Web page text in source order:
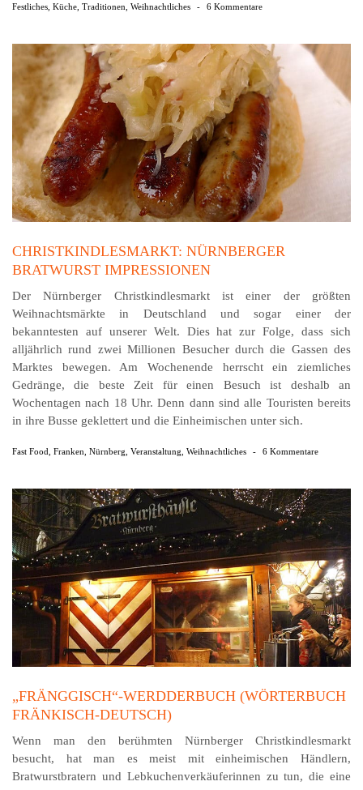
Festliches Küche Traditionen Weihnachtliches - 6 Kommentare
CHRISTKINDLESMARKT: NÜRNBERGER
BRATWURST IMPRESSIONEN
Der Nürnberger Christkindlesmarkt ist einer der größten
Weihnachtsmärkte in Deutschland und sogar einer der
bekanntesten auf unserer Welt. Dies hat zur Folge, dass sich
alljährlich rund zwei Millionen Besucher durch die Gassen des
Marktes bewegen. Am Wochenende herrscht ein ziemliches
Gedränge, die beste Zeit für einen Besuch ist deshalb an
Wochentagen nach 18 Uhr. Denn dann sind alle Touristen bereits
in ihre Busse geklettert und die Einheimischen unter sich.
Fast Food Franken Nürnberg Veranstaltung Weihnachtliches - 6 Kommentare
„FRÄNGGISCH“-WERDDERBUCH (WÖRTERBUCH
FRÄNKISCH-DEUTSCH)
Wenn man den berühmten Nürnberger Christ­kind­les­markt
besucht, hat man es meist mit einheimischen Händlern,
Bratwurstbratern und Leb­kuchen­ver­käufer­innen zu tun, die eine